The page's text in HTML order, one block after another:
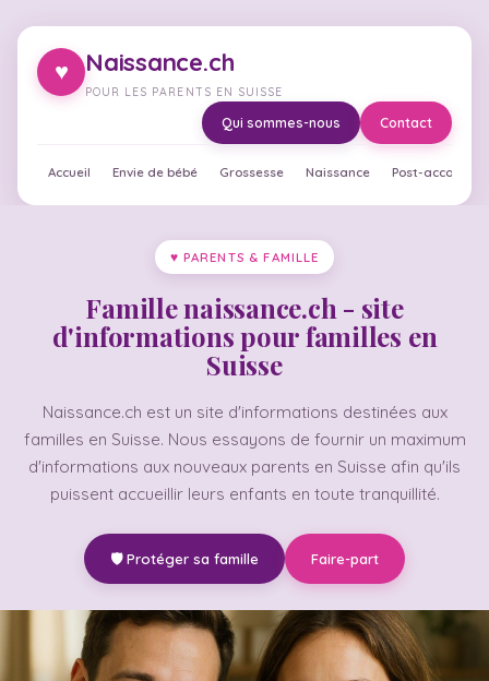
♥ Naissance.ch
POUR LES PARENTS EN SUISSE
Accueil Envie de bébé Grossesse Naissance Post-
Qui sommes-nous Contact
♥ PARENTS & FAMILLE
Famille naissance.ch - site
d'informations pour familles en
Suisse
Naissance.ch est un site d'informations destinées aux
familles en Suisse. Nous essayons de fournir un maximum
d'informations aux nouveaux parents en Suisse afin qu'ils
puissent accueillir leurs enfants en toute tranquillité.
🛡️ Protéger sa famille Faire-part